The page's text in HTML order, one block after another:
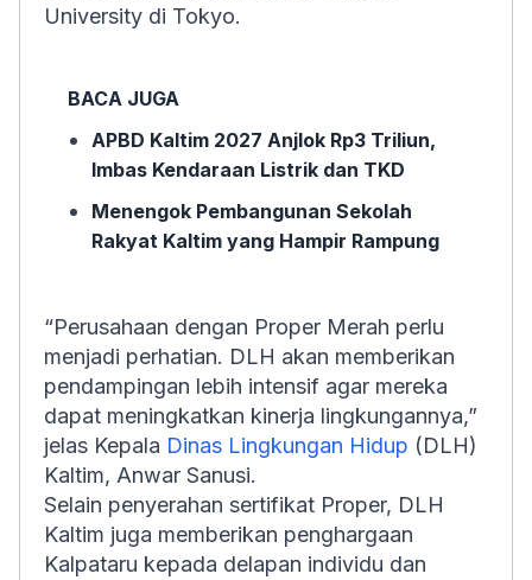
University di Tokyo.
BACA JUGA
APBD Kaltim 2027 Anjlok Rp3 Triliun,
Imbas Kendaraan Listrik dan TKD
Menengok Pembangunan Sekolah
Rakyat Kaltim yang Hampir Rampung
“Perusahaan dengan Proper Merah perlu
menjadi perhatian. DLH akan memberikan
pendampingan lebih intensif agar mereka
dapat meningkatkan kinerja lingkungannya,”
jelas Kepala Dinas Lingkungan Hidup (DLH)
Kaltim, Anwar Sanusi.
Selain penyerahan sertifikat Proper, DLH
Kaltim juga memberikan penghargaan
Kalpataru kepada delapan individu dan